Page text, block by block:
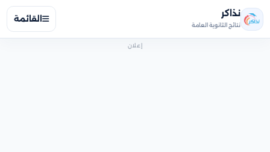
نذاكر
نتائج الثانوية العامة
القائمة
إعلان